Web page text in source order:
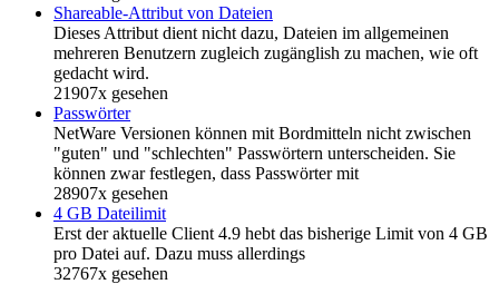
Shareable-Attribut von Dateien
Dieses Attribut dient nicht dazu, Dateien im allgemeinen
mehreren Benutzern zugleich zugänglish zu machen, wie oft
gedacht wird.
21907x gesehen
Passwörter
NetWare Versionen können mit Bordmitteln nicht zwischen
"guten" und "schlechten" Passwörtern unterscheiden. Sie
können zwar festlegen, dass Passwörter mit
28907x gesehen
4 GB Dateilimit
Erst der aktuelle Client 4.9 hebt das bisherige Limit von 4 GB
pro Datei auf. Dazu muss allerdings
32767x gesehen